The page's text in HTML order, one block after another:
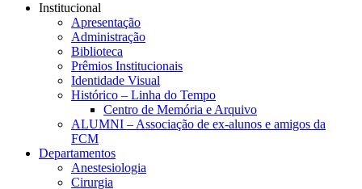
Institucional
Apresentação
Administração
Biblioteca
Prêmios Institucionais
Identidade Visual
Histórico – Linha do Tempo
Centro de Memória e Arquivo
ALUMNI – Associação de ex-alunos e amigos da
FCM
Departamentos
Anestesiologia
Cirurgia